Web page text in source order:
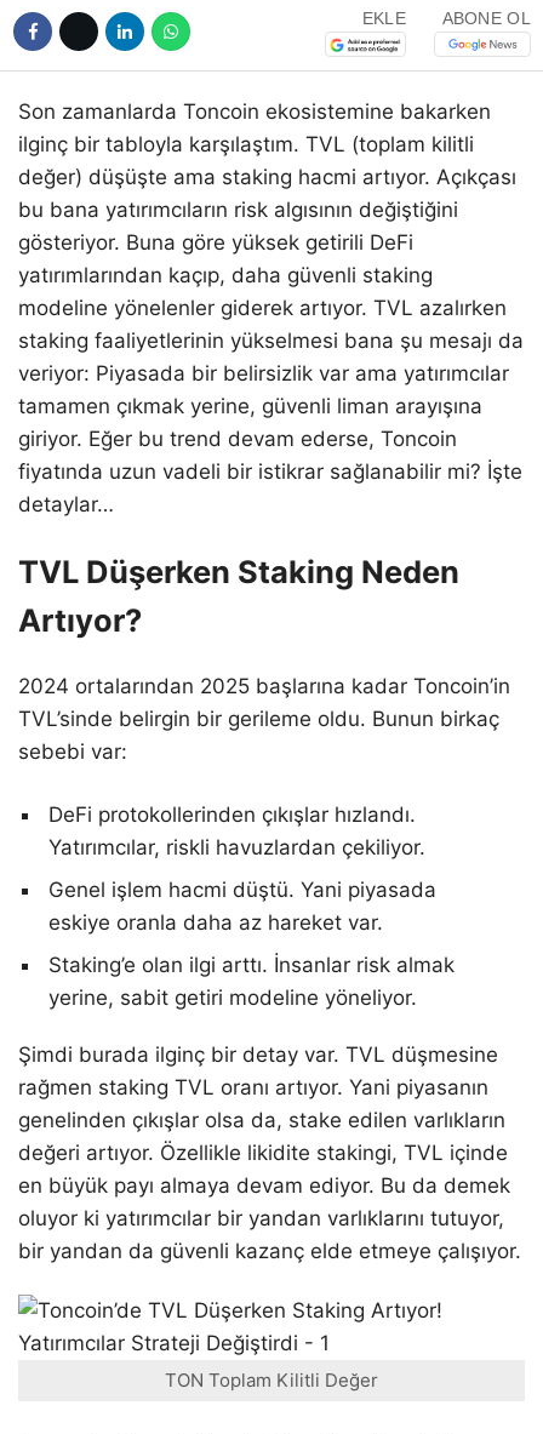
EKLE ABONE OL
Son zamanlarda Toncoin ekosistemine bakarken
ilginç bir tabloyla karşılaştım. TVL (toplam kilitli
değer) düşüşte ama staking hacmi artıyor. Açıkçası
bu bana yatırımcıların risk algısının değiştiğini
gösteriyor. Buna göre yüksek getirili DeFi
yatırımlarından kaçıp, daha güvenli staking
modeline yönelenler giderek artıyor. TVL azalırken
staking faaliyetlerinin yükselmesi bana şu mesajı da
veriyor: Piyasada bir belirsizlik var ama yatırımcılar
tamamen çıkmak yerine, güvenli liman arayışına
giriyor. Eğer bu trend devam ederse, Toncoin
fiyatında uzun vadeli bir istikrar sağlanabilir mi? İşte
detaylar…
TVL Düşerken Staking Neden
Artıyor?
2024 ortalarından 2025 başlarına kadar Toncoin’in
TVL’sinde belirgin bir gerileme oldu. Bunun birkaç
sebebi var:
DeFi protokollerinden çıkışlar hızlandı.
Yatırımcılar, riskli havuzlardan çekiliyor.
Genel işlem hacmi düştü. Yani piyasada
eskiye oranla daha az hareket var.
Staking’e olan ilgi arttı. İnsanlar risk almak
yerine, sabit getiri modeline yöneliyor.
Şimdi burada ilginç bir detay var. TVL düşmesine
rağmen staking TVL oranı artıyor. Yani piyasanın
genelinden çıkışlar olsa da, stake edilen varlıkların
değeri artıyor. Özellikle likidite stakingi, TVL içinde
en büyük payı almaya devam ediyor. Bu da demek
oluyor ki yatırımcılar bir yandan varlıklarını tutuyor,
bir yandan da güvenli kazanç elde etmeye çalışıyor.
TON Toplam Kilitli Değer